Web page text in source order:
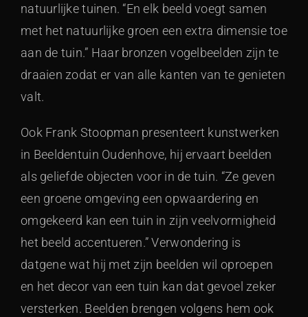
natuurlijke tuinen. “En elk beeld voegt samen
met het natuurlijke groen een extra dimensie toe
aan de tuin.” Haar bronzen vogelbeelden zijn te
draaien zodat er van alle kanten van te genieten
valt.
Ook Frank Stoopman presenteert kunstwerken
in Beeldentuin Oudenhove, hij ervaart beelden
als geliefde objecten voor in de tuin. “Ze geven
een groene omgeving een opwaardering en
omgekeerd kan een tuin in zijn veelvormigheid
het beeld accentueren.” Verwondering is
datgene wat hij met zijn beelden wil oproepen
en het decor van een tuin kan dat gevoel zeker
versterken. Beelden brengen volgens hem ook